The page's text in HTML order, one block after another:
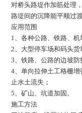
对桥头路堤作加筋处理
路堤间的沉降能平顺过
应用范围
1、各种公路、铁路、机
2、大型停车场和码头货
3、铁路、公路的边坡防
4、单向拉伸土工格栅
止水土流失；
5、矿山、坑道加固。
施工方法